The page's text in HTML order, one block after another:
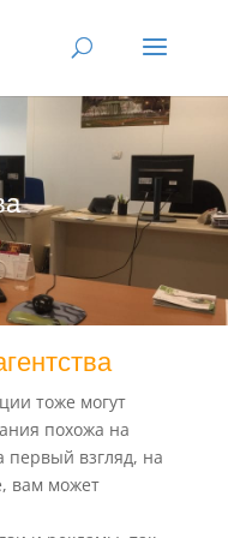
тоже могут
похожа на
первый взгляд, на
вам может